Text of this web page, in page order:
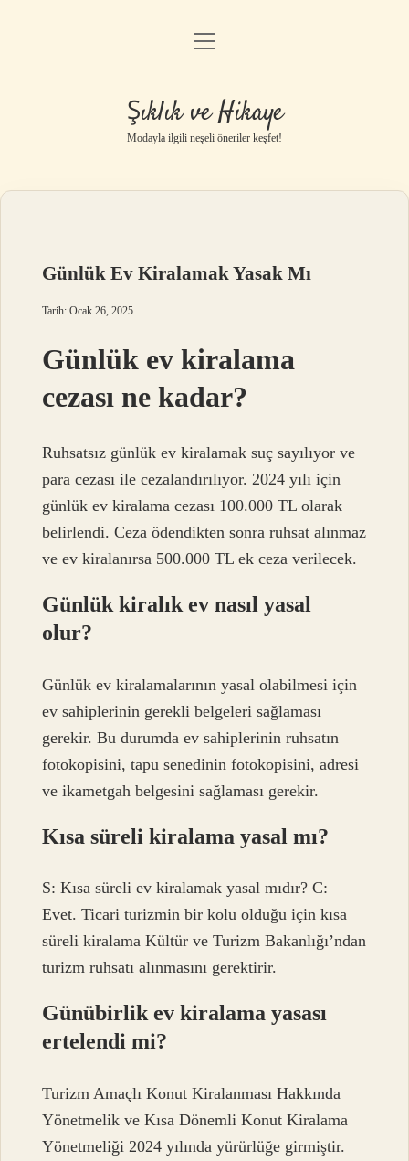
Gizlilik Politikası
Yasal Uyarı
menüyü
Şıklık ve Hikaye
Modayla ilgili neşeli öneriler keşfet!
Günlük Ev Kiralamak Yasak Mı
Tarih: Ocak 26, 2025
Günlük ev kiralama
cezası ne kadar?
Ruhsatsız günlük ev kiralamak suç sayılıyor ve
para cezası ile cezalandırılıyor. 2024 yılı için
günlük ev kiralama cezası 100.000 TL olarak
belirlendi. Ceza ödendikten sonra ruhsat alınmaz
ve ev kiralanırsa 500.000 TL ek ceza verilecek.
Günlük kiralık ev nasıl yasal
olur?
Günlük ev kiralamalarının yasal olabilmesi için
ev sahiplerinin gerekli belgeleri sağlaması
gerekir. Bu durumda ev sahiplerinin ruhsatın
fotokopisini, tapu senedinin fotokopisini, adresi
ve ikametgah belgesini sağlaması gerekir.
Kısa süreli kiralama yasal mı?
S: Kısa süreli ev kiralamak yasal mıdır? C:
Evet. Ticari turizmin bir kolu olduğu için kısa
süreli kiralama Kültür ve Turizm Bakanlığı’ndan
turizm ruhsatı alınmasını gerektirir.
Günübirlik ev kiralama yasası
ertelendi mi?
Turizm Amaçlı Konut Kiralanması Hakkında
Yönetmelik ve Kısa Dönemli Konut Kiralama
Yönetmeliği 2024 yılında yürürlüğe girmiştir.